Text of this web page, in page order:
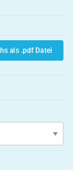
als .pdf Datei